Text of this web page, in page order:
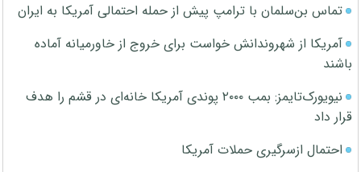
تماس بن‌سلمان با ترامپ پیش از حمله احتمالی آمریکا به ایران
آمریکا از شهروندانش خواست برای خروج از خاورمیانه آماده
باشند
نیویورک‌تایمز: بمب ۲۰۰۰ پوندی آمریکا خانه‌ای در قشم را هدف
قرار داد
احتمال ازسرگیری حملات آمریکا